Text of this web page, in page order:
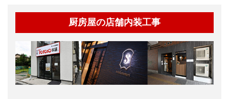
厨房屋の店舗内装工事